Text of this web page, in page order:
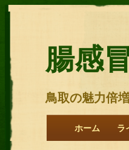
腸感
鳥取の魅力倍
ホーム ラ